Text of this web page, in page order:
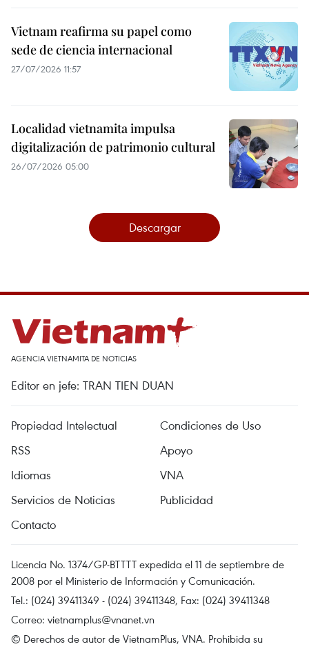
Vietnam reafirma su papel como
sede de ciencia internacional
27/07/2026 11:57
Localidad vietnamita impulsa
digitalización de patrimonio cultural
26/07/2026 05:00
Descargar
AGENCIA VIETNAMITA DE NOTICIAS
Editor en jefe: TRAN TIEN DUAN
Propiedad Intelectual
Condiciones de Uso
RSS
Apoyo
Idiomas
VNA
Servicios de Noticias
Publicidad
Contacto
Licencia No. 1374/GP-BTTTT expedida el 11 de septiembre de
2008 por el Ministerio de Información y Comunicación.
Tel.: (024) 39411349 - (024) 39411348, Fax: (024) 39411348
Correo: vietnamplus@vnanet.vn
© Derechos de autor de VietnamPlus, VNA. Prohibida su